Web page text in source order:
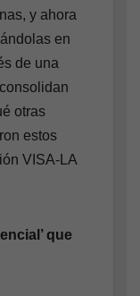
y ahora
en
de una
otras
estos
VISA-LA
que